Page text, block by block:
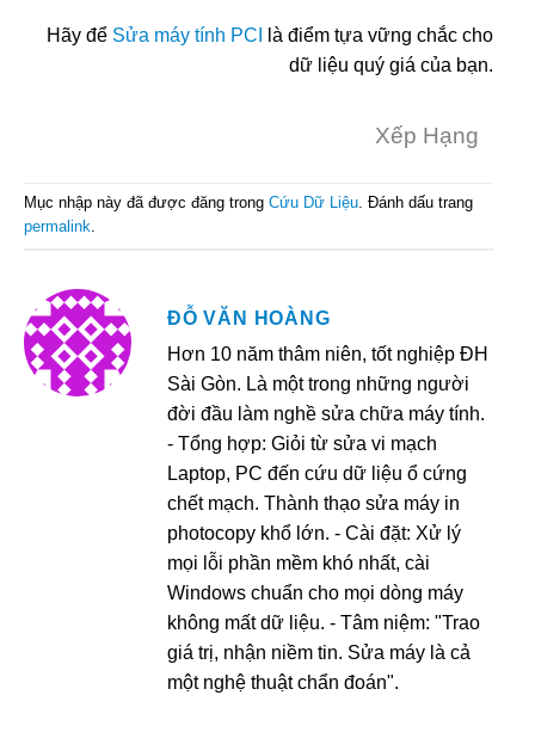
Hãy để Sửa máy tính PCI
là điểm tựa vững chắc cho
dữ liệu quý giá của bạn.
Xếp Hạng
Mục nhập này đã được đăng trong Cứu Dữ Liệu. Đánh dấu trang
permalink.
ĐỖ VĂN HOÀNG
Hơn 10 năm thâm niên, tốt nghiệp ĐH
Sài Gòn. Là một trong những người
đời đầu làm nghề sửa chữa máy tính.
- Tổng hợp: Giỏi từ sửa vi mạch
Laptop, PC đến cứu dữ liệu ổ cứng
chết mạch. Thành thạo sửa máy in
photocopy khổ lớn. - Cài đặt: Xử lý
mọi lỗi phần mềm khó nhất, cài
Windows chuẩn cho mọi dòng máy
không mất dữ liệu. - Tâm niệm: "Trao
giá trị, nhận niềm tin. Sửa máy là cả
một nghệ thuật chẩn đoán".